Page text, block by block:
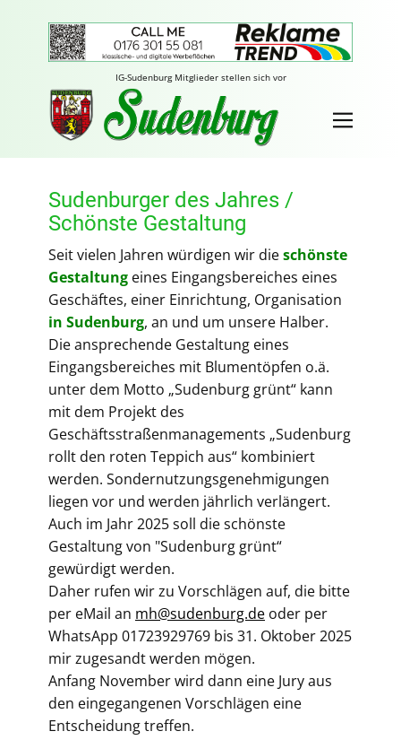
IG-Sudenburg Mitglieder stellen sich vor
Sudenburger des Jahres /
Schönste Gestaltung
Seit vielen Jahren würdigen wir dieschönste
Gestaltung eines Eingangsbereiches eines
Geschäftes, einer Einrichtung, Organisation
in Sudenburg, an und um unsere Halber.
Die ansprechende Gestaltung eines
Eingangsbereiches mit Blumentöpfen o.ä.
unter dem Motto „Sudenburg grünt“ kann
mit dem Projekt des
Geschäftsstraßenmanagements „Sudenburg
rollt den roten Teppich aus“ kombiniert
werden. Sondernutzungsgenehmigungen
liegen vor und werden jährlich verlängert.
Auch im Jahr 2025 soll die schönste
Gestaltung von "Sudenburg grünt“
gewürdigt werden.
Daher rufen wir zu Vorschlägen auf, die bitte
per eMail an mh@sudenburg.de oder per
WhatsApp 01723929769 bis 31. Oktober 2025
mir zugesandt werden mögen.
Anfang November wird dann eine Jury aus
den eingegangenen Vorschlägen eine
Entscheidung treffen.